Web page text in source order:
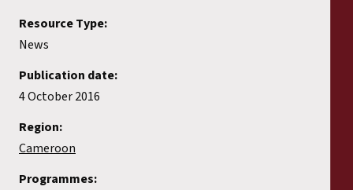
Resource Type:
News
Publication date:
4 October 2016
Region:
Cameroon
Programmes: